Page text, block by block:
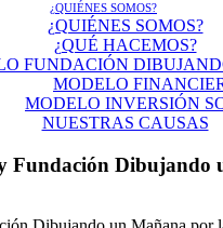
¿QUIÉNES SOMOS?
¿QUIÉNES SOMOS?
¿QUÉ HACEMOS?
FUNDACIÓN
MODELO
MODELO INVERSIÓN
NUESTRAS CAUSAS
Fundación